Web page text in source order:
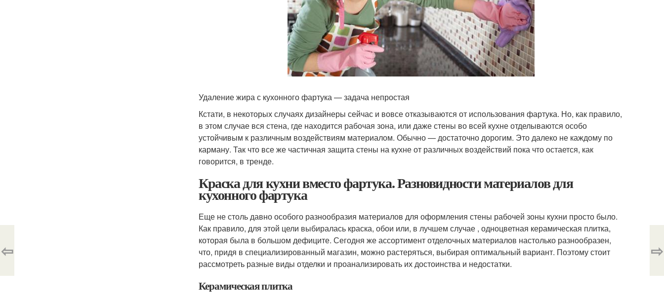
Удаление жира с кухонного фартука — задача непростая
Кстати, в некоторых случаях дизайнеры сейчас и вовсе отказываются от использования фартука. Но, как правило,
в этом случае вся стена, где находится рабочая зона, или даже стены во всей кухне отделываются особо
устойчивым к различным воздействиям материалом. Обычно — достаточно дорогим. Это далеко не каждому по
карману. Так что все же частичная защита стены на кухне от различных воздействий пока что остается, как
говорится, в тренде.
Краска для кухни вместо фартука. Разновидности материалов для
кухонного фартука
Еще не столь давно особого разнообразия материалов для оформления стены рабочей зоны кухни просто было.
Как правило, для этой цели выбиралась краска, обои или, в лучшем случае , одноцветная керамическая плитка,
которая была в большом дефиците. Сегодня же ассортимент отделочных материалов настолько разнообразен,
что, придя в специализированный магазин, можно растеряться, выбирая оптимальный вариант. Поэтому стоит
рассмотреть разные виды отделки и проанализировать их достоинства и недостатки.
Керамическая плитка
⇦ ⇨